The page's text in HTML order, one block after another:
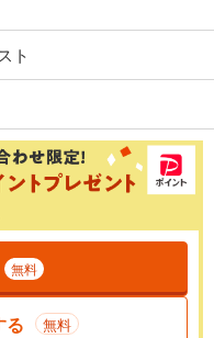
ト
無料
る 無料